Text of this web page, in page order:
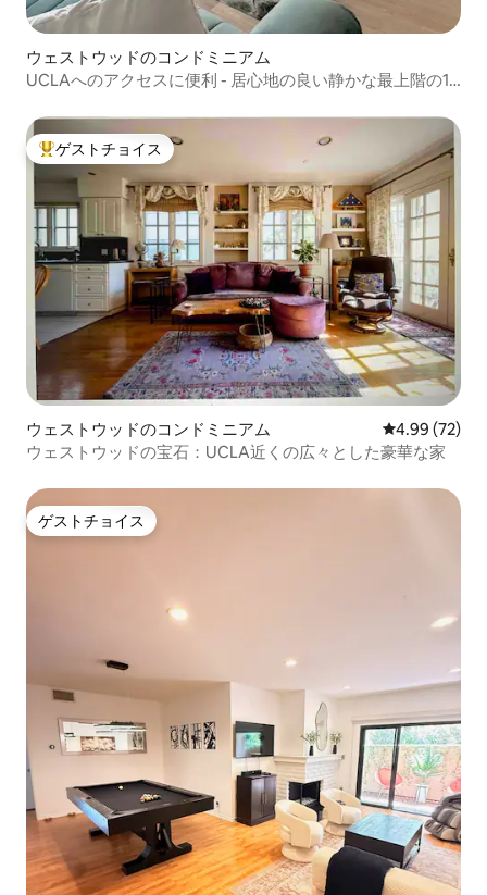
ウェストウッドのコンドミニアム
UCLAへのアクセスに便利 - 居心地の良い静かな最上階の1
大好評のゲストチョイスです。
ゲストチョイス
ウェストウッドのコンドミニアム レビュー72
4.99 (72)
ウェストウッドの宝石：UCLA近くの広々とした豪華な家
ゲストチョイス
ゲストチョイス